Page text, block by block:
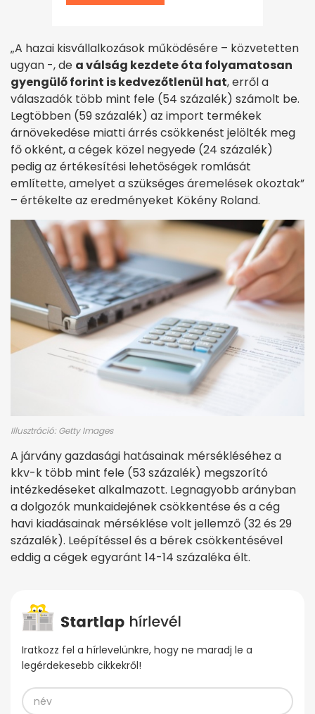
„A hazai kisvállalkozások működésére – közvetetten
ugyan -, de a válság kezdete óta folyamatosan
gyengülő forint is kedvezőtlenül hat, erről a
válaszadók több mint fele (54 százalék) számolt be.
Legtöbben (59 százalék) az import termékek
árnövekedése miatti árrés csökkenést jelölték meg
fő okként, a cégek közel negyede (24 százalék)
pedig az értékesítési lehetőségek romlását
említette, amelyet a szükséges áremelések okoztak”
– értékelte az eredményeket Kökény Roland.
Illusztráció: Getty Images
A járvány gazdasági hatásainak mérsékléséhez a
kkv-k több mint fele (53 százalék) megszorító
intézkedéseket alkalmazott. Legnagyobb arányban
a dolgozók munkaidejének csökkentése és a cég
havi kiadásainak mérséklése volt jellemző (32 és 29
százalék). Leépítéssel és a bérek csökkentésével
eddig a cégek egyaránt 14-14 százaléka élt.
Iratkozz fel a hírlevelünkre, hogy ne maradj le a
legérdekesebb cikkekről!